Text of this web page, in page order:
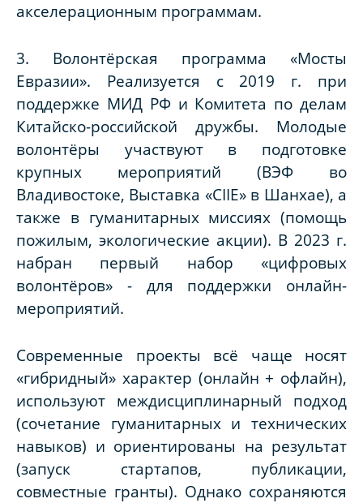
акселерационным программам.
3. Волонтёрская программа «Мосты
Евразии». Реализуется с 2019 г. при
поддержке МИД РФ и Комитета по делам
Китайско-российской дружбы. Молодые
волонтёры участвуют в подготовке
крупных мероприятий (ВЭФ во
Владивостоке, Выставка «CIIE» в Шанхае), а
также в гуманитарных миссиях (помощь
пожилым, экологические акции). В 2023 г.
набран первый набор «цифровых
волонтёров» - для поддержки онлайн-
мероприятий.
Современные проекты всё чаще носят
«гибридный» характер (онлайн + офлайн),
используют междисциплинарный подход
(сочетание гуманитарных и технических
навыков) и ориентированы на результат
(запуск стартапов, публикации,
совместные гранты). Однако сохраняются